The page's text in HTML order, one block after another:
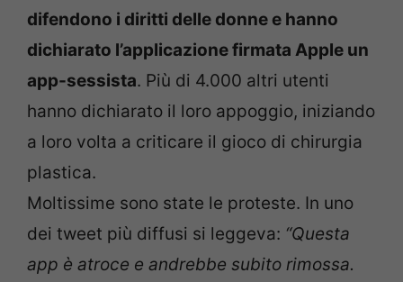
difendono i diritti delle donne e hanno
dichiarato l’applicazione firmata Apple un
app-sessista. Più di 4.000 altri utenti
hanno dichiarato il loro appoggio, iniziando
a loro volta a criticare il gioco di chirurgia
plastica.
Moltissime sono state le proteste. In uno
dei tweet più diffusi si leggeva: “Questa
app è atroce e andrebbe subito rimossa.